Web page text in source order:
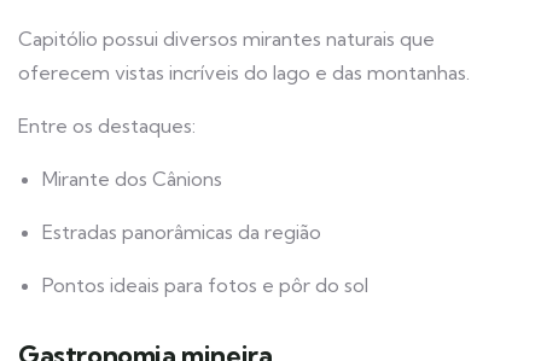
Capitólio possui diversos mirantes naturais que
oferecem vistas incríveis do lago e das montanhas.
Entre os destaques:
Mirante dos Cânions
Estradas panorâmicas da região
Pontos ideais para fotos e pôr do sol